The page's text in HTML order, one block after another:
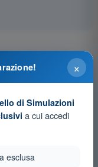
×
di Simulazioni
a cui accedi
esclusa